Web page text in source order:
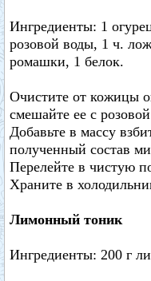
Ингредиенты: 1
розовой воды, 1 ч.
ромашки, 1 белок.
Очистите от кожицы
смешайте ее с
Добавьте в массу
полученный состав
Перелейте в чистую
Храните в
Лимонный тоник
Ингредиенты: 200 г